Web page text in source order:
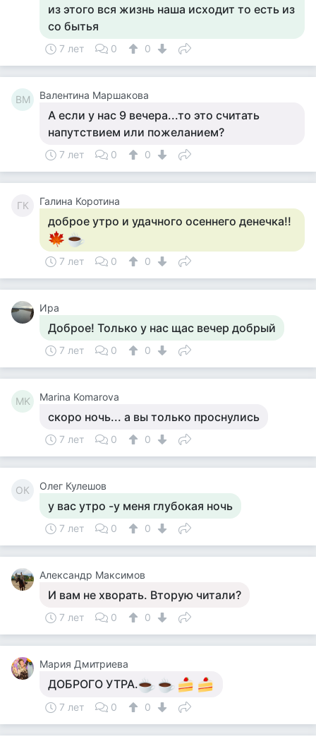
из этого вся жизнь наша исходит то есть из
со бытья
7 лет 0 0
ВМ Валентина Маршакова
А если у нас 9 вечера...то это считать
напутствием или пожеланием?
7 лет 0 0
ГК Галина Коротина
доброе утро и удачного осеннего денечка!!
7 лет 0 0
Ира
Доброе! Только у нас щас вечер добрый
7 лет 0 0
MK Marina Komarova
скоро ночь... а вы только проснулись
7 лет 0 0
ОК Олег Кулешов
у вас утро -у меня глубокая ночь
7 лет 0 0
Александр Максимов
И вам не хворать. Вторую читали?
7 лет 0 0
Мария Дмитриева
ДОБРОГО УТРА.
7 лет 0 0